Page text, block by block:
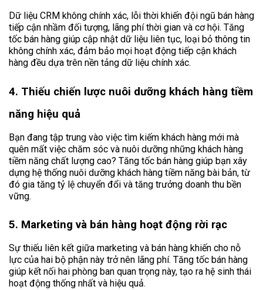
Dữ liệu CRM không chính xác, lỗi thời khiến đội ngũ bán hàng
tiếp cận nhầm đối tượng, lãng phí thời gian và cơ hội. Tăng
tốc bán hàng giúp cập nhật dữ liệu liên tục, loại bỏ thông tin
không chính xác, đảm bảo mọi hoạt động tiếp cận khách
hàng đều dựa trên nền tảng dữ liệu chính xác.
4. Thiếu chiến lược nuôi dưỡng khách hàng tiềm
năng hiệu quả
Bạn đang tập trung vào việc tìm kiếm khách hàng mới mà
quên mất việc chăm sóc và nuôi dưỡng những khách hàng
tiềm năng chất lượng cao? Tăng tốc bán hàng giúp bạn xây
dựng hệ thống nuôi dưỡng khách hàng tiềm năng bài bản, từ
đó gia tăng tỷ lệ chuyển đổi và tăng trưởng doanh thu bền
vững.
5. Marketing và bán hàng hoạt động rời rạc
Sự thiếu liên kết giữa marketing và bán hàng khiến cho nỗ
lực của hai bộ phận này trở nên lãng phí. Tăng tốc bán hàng
giúp kết nối hai phòng ban quan trọng này, tạo ra hệ sinh thái
hoạt động thống nhất và hiệu quả.